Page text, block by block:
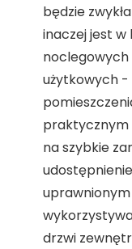
będzie
inaczej jest
użytkowych -
praktycznym
na szybkie
drzwi